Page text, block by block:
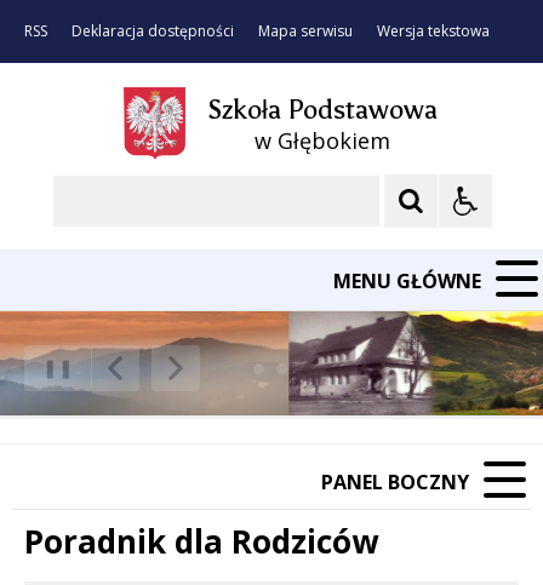
RSS Deklaracja dostępności Mapa serwisu Wersja tekstowa
Szkoła Podstawowa
w Głębokiem
MENU GŁÓWNE
Poprzedni Element
Następny Element
❚❚
PANEL BOCZNY
Poradnik dla Rodziców